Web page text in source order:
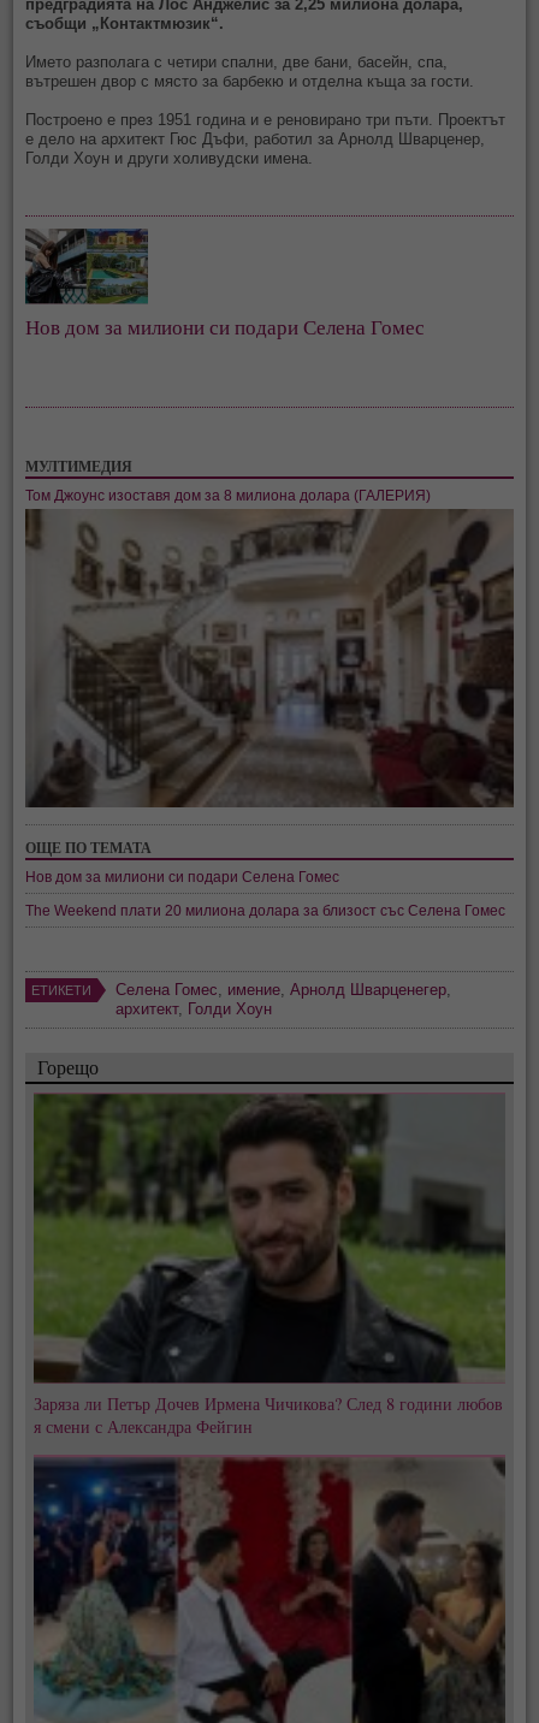
предградията на Лос Анджелис за 2,25 милиона долара,
съобщи „Контактмюзик“.
Името разполага с четири спални, две бани, басейн, спа,
вътрешен двор с място за барбекю и отделна къща за гости.
Построено е през 1951 година и е реновирано три пъти. Проектът
е дело на архитект Гюс Дъфи, работил за Арнолд Шварценер,
Голди Хоун и други холивудски имена.
Нов дом за милиони си подари Селена Гомес
МУЛТИМЕДИЯ
Том Джоунс изоставя дом за 8 милиона долара (ГАЛЕРИЯ)
ОЩЕ ПО ТЕМАТА
Нов дом за милиони си подари Селена Гомес
The Weekend плати 20 милиона долара за близост със Селена Гомес
ЕТИКЕТИ Селена Гомес имение ,Арнолд Шварценегер
архитект, Голди Хоун
Горещо
Заряза ли Петър Дочев Ирмена Чичикова? След 8 години любов
я смени с Александра Фейгин